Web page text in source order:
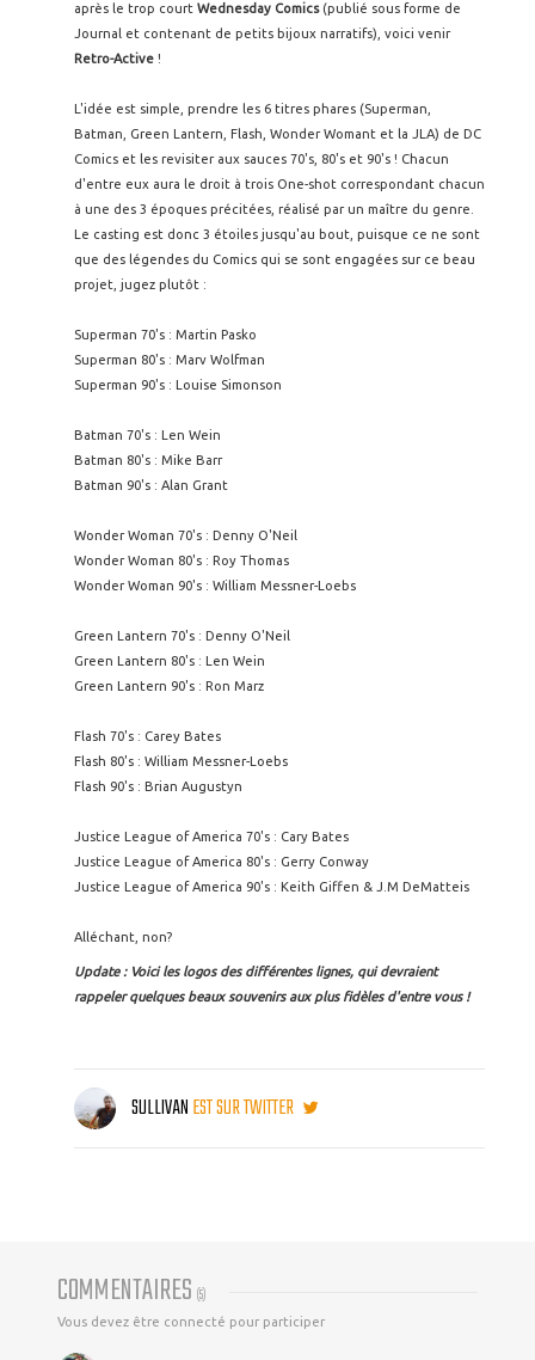
après le trop court Wednesday Comics(publié sous forme de
Journal et contenant de petits bijoux narratifs), voici venir
Retro-Active !
L'idée est simple, prendre les 6 titres phares (Superman,
Batman, Green Lantern, Flash, Wonder Womant et la JLA) de DC
Comics et les revisiter aux sauces 70's, 80's et 90's ! Chacun
d'entre eux aura le droit à trois One-shot correspondant chacun
à une des 3 époques précitées, réalisé par un maître du genre.
Le casting est donc 3 étoiles jusqu'au bout, puisque ce ne sont
que des légendes du Comics qui se sont engagées sur ce beau
projet, jugez plutôt :
Superman 70's : Martin Pasko
Superman 80's : Marv Wolfman
Superman 90's : Louise Simonson
Batman 70's : Len Wein
Batman 80's : Mike Barr
Batman 90's : Alan Grant
Wonder Woman 70's : Denny O'Neil
Wonder Woman 80's : Roy Thomas
Wonder Woman 90's : William Messner-Loebs
Green Lantern 70's : Denny O'Neil
Green Lantern 80's : Len Wein
Green Lantern 90's : Ron Marz
Flash 70's : Carey Bates
Flash 80's : William Messner-Loebs
Flash 90's : Brian Augustyn
Justice League of America 70's : Cary Bates
Justice League of America 80's : Gerry Conway
Justice League of America 90's : Keith Giffen & J.M DeMatteis
Alléchant, non?
Update : Voici les logos des différentes lignes, qui devraient
rappeler quelques beaux souvenirs aux plus fidèles d'entre vous !
SULLIVANEST SUR TWITTER
COMMENTAIRES (5)
Vous devez être connecté pour participer